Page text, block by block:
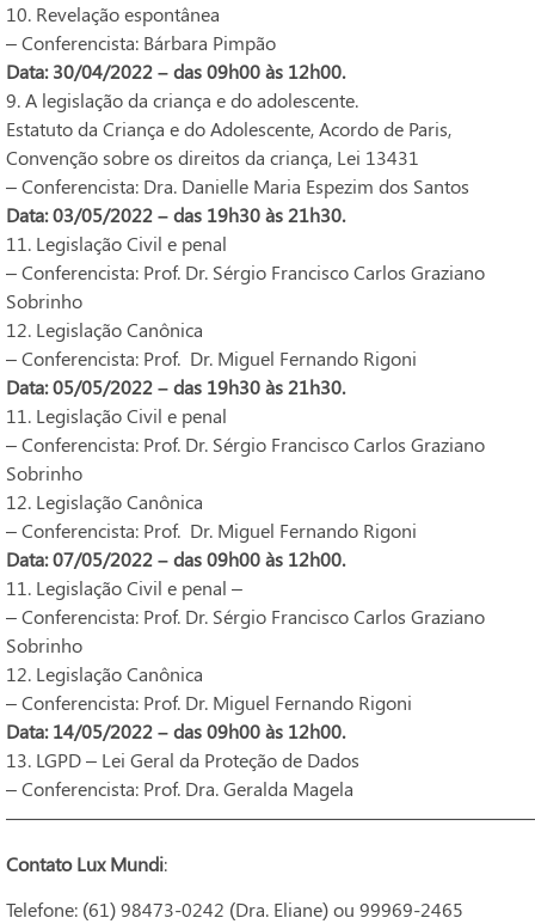
10. Revelação espontânea
– Conferencista: Bárbara Pimpão
Data: 30/04/2022 – das 09h00 às 12h00.
9. A legislação da criança e do adolescente.
Estatuto da Criança e do Adolescente, Acordo de Paris,
Convenção sobre os direitos da criança, Lei 13431
– Conferencista: Dra. Danielle Maria Espezim dos Santos
Data: 03/05/2022 – das 19h30 às 21h30.
11. Legislação Civil e penal
– Conferencista: Prof. Dr. Sérgio Francisco Carlos Graziano
Sobrinho
12. Legislação Canônica
– Conferencista: Prof. Dr. Miguel Fernando Rigoni
Data: 05/05/2022 – das 19h30 às 21h30.
11. Legislação Civil e penal
– Conferencista: Prof. Dr. Sérgio Francisco Carlos Graziano
Sobrinho
12. Legislação Canônica
– Conferencista: Prof. Dr. Miguel Fernando Rigoni
Data: 07/05/2022 – das 09h00 às 12h00.
11. Legislação Civil e penal –
– Conferencista: Prof. Dr. Sérgio Francisco Carlos Graziano
Sobrinho
12. Legislação Canônica
– Conferencista: Prof. Dr. Miguel Fernando Rigoni
Data: 14/05/2022 – das 09h00 às 12h00.
13. LGPD – Lei Geral da Proteção de Dados
– Conferencista: Prof. Dra. Geralda Magela
Contato Lux Mundi:
Telefone: (61) 98473-0242 (Dra. Eliane) ou 99969-2465